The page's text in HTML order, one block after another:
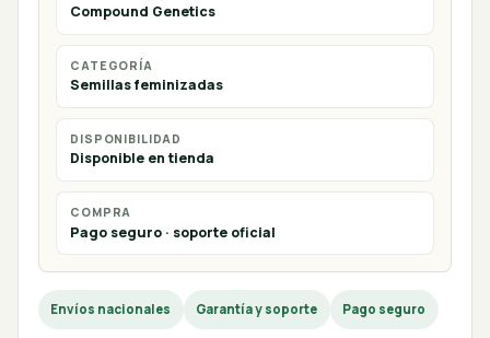
Compound Genetics
CATEGORÍA
Semillas feminizadas
DISPONIBILIDAD
Disponible en tienda
COMPRA
Pago seguro · soporte oficial
Envíos nacionales Garantía y soporte Pago seguro